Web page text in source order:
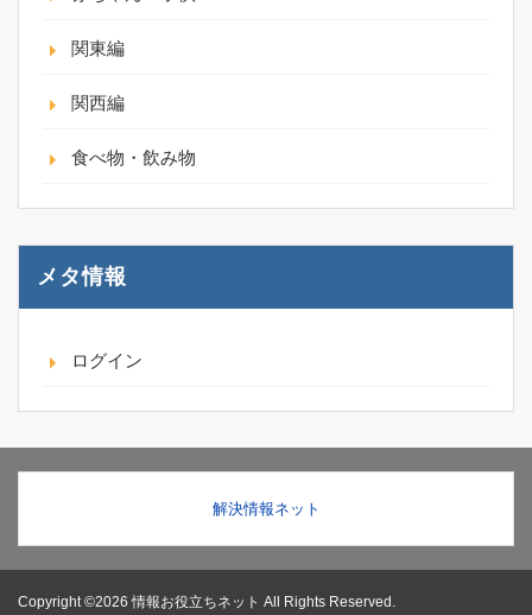
関東編
関西編
食べ物・飲み物
メタ情報
ログイン
解決情報ネット
Copyright ©2026 情報お役立ちネット All Rights Reserved.